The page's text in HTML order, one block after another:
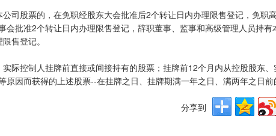
司股票的，在免职经股东大会批准后2个转让日内办理限售登记，免职
会批准2个转让日内办理限售登记，辞职董事、监事和高级管理人员持
售登记。
际控制人挂牌前直接或间接持有的股票；挂牌前12个月内从控股股东
原因而获得的上述股票--在挂牌之日、挂牌期满一年之日、满两年之日前
分享到